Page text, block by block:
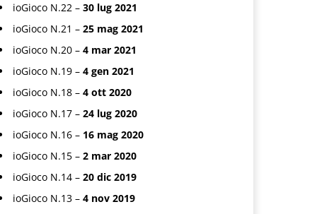
ioGioco N.22 – 30 lug 2021
ioGioco N.21 – 25 mag 2021
ioGioco N.20 – 4 mar 2021
ioGioco N.19 – 4 gen 2021
ioGioco N.18 – 4 ott 2020
ioGioco N.17 – 24 lug 2020
ioGioco N.16 – 16 mag 2020
ioGioco N.15 – 2 mar 2020
ioGioco N.14 – 20 dic 2019
ioGioco N.13 – 4 nov 2019